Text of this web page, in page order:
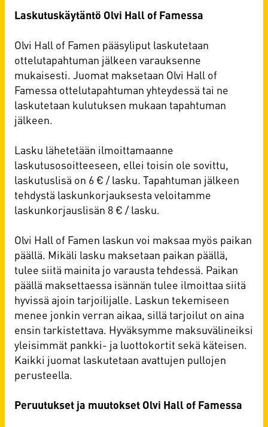
Laskutuskäytäntö Olvi Hall of Famessa
Olvi Hall of Famen pääsyliput laskutetaan
ottelutapahtuman jälkeen varauksenne
mukaisesti. Juomat maksetaan Olvi Hall of
Famessa ottelutapahtuman yhteydessä tai ne
laskutetaan kulutuksen mukaan tapahtuman
jälkeen.
Lasku lähetetään ilmoittamaanne
laskutusosoitteeseen, ellei toisin ole sovittu,
laskutuslisä on 6 € / lasku. Tapahtuman jälkeen
tehdystä laskunkorjauksesta veloitamme
laskunkorjauslisän 8 € / lasku.
Olvi Hall of Famen laskun voi maksaa myös paikan
päällä. Mikäli lasku maksetaan paikan päällä,
tulee siitä mainita jo varausta tehdessä. Paikan
päällä maksettaessa isännän tulee ilmoittaa siitä
hyvissä ajoin tarjoilijalle. Laskun tekemiseen
menee jonkin verran aikaa, sillä tarjoilut on aina
ensin tarkistettava. Hyväksymme maksuvälineiksi
yleisimmät pankki- ja luottokortit sekä käteisen.
Kaikki juomat laskutetaan avattujen pullojen
perusteella.
Peruutukset ja muutokset Olvi Hall of Famessa